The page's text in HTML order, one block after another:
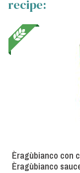
recipe:
Èragùbianco con
Èragùbianco